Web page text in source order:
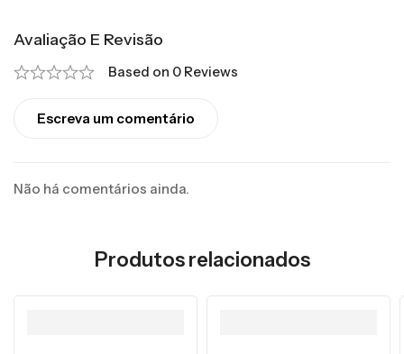
Avaliação E Revisão
Based on 0 Reviews
Escreva um comentário
Não há comentários ainda.
Produtos relacionados